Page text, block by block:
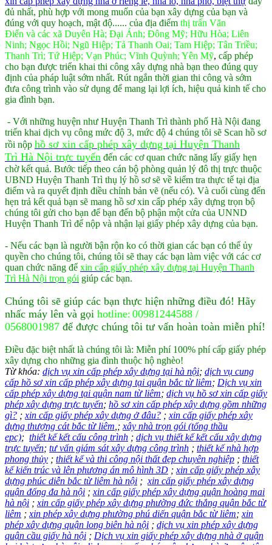
đủ nhất, phù hợp với mong muốn của bạn xây dựng của bạn và
đúng với quy hoạch, mật độ...... của địa điểm thị trấn Văn
Điển và các xã Duyên Hà; Đại Ánh; Đông Mỹ; Hữu Hòa; Liên
Ninh; Ngọc Hồi; Ngũ Hiệp; Tả Thanh Oai; Tam Hiệp; Tân Triều;
Thanh Trì; Tứ Hiệp; Vạn Phúc; Vĩnh Quỳnh; Yên Mỹ, cấp phép
cho bạn được triển khai thi công xây dựng nhà bạn theo đúng quy
định của pháp luật sớm nhất. Rút ngắn thời gian thi công và sớm
đưa công trình vào sử dụng để mang lại lợi ích, hiệu quả kinh tế cho
gia đình bạn.
- Với những huyện như Huyện Thanh Trì thành phố Hà Nội đang
triển khai dịch vụ công mức độ 3, mức độ 4 chúng tôi sẽ Scan hồ sơ
rồi nộp hồ sơ xin cấp phép xây dựng tại Huyện Thanh
Trì Hà Nội trực tuyến đến các cơ quan chức năng lấy giấy hẹn
chờ kết quả. Bước tiếp theo cán bộ phòng quản lý đô thị trực thuộc
UBND Huyện Thanh Trì thụ lý hồ sơ sẽ về kiểm tra thực tế tại địa
điểm và ra quyết định điều chỉnh bản vẽ (nếu có). Và cuối cùng đến
hẹn trả kết quả bạn sẽ mang hồ sơ xin cấp phép xây dựng trọn bộ
chúng tôi gửi cho bạn để bạn đến bộ phận một cửa của UNND
Huyện Thanh Trì để nộp và nhận lại giấy phép xây dựng của bạn.
- Nếu các bạn là người bận rộn ko có thời gian các bạn có thể ủy
quyền cho chúng tôi, chúng tôi sẽ thay các bạn làm việc với các cơ
quan chức năng để xin cấp giấy phép xây dựng tại Huyện Thanh
Trì Hà Nội trọn gói giúp các bạn.
Chúng tôi sẽ giúp các bạn thực hiện những điều đó! Hãy
nhấc máy lên và gọi hotline: 00981244588 /
0568001987 để được chúng tôi tư vấn hoàn toàn miễn phí!
Điều đặc biệt nhất là chúng tôi là: Miễn phí 100% phí cấp giấy phép
xây dựng cho những gia đình thuộc hộ nghèo!
Từ khóa: dịch vụ xin cấp phép xây dựng tại hà nội; dịch vụ cung
cấp hồ sơ xin cấp phép xây dựng tại quận bắc từ liêm; Dịch vụ xin
cấp phép xây dựng tại quận nam từ liêm; dịch vụ hồ sơ xin cấp giấy
phép xây dựng trực tuyến; hồ sơ xin cấp phép xây dựng gồm những
gì? ; xin cấp giấy phép xây dựng ở đâu? ; xin cấp giấy phép xây
dựng thượng cát bắc từ liêm ,; xây nhà trọn gói (tổng thầu
epc); thiết kế kết cấu công trình ; dịch vụ thiết kế kết cấu xây dựng
trực tuyến; tư vấn giám sát xây dựng công trình ; thiết kế nhà hợp
phong thủy ; thiết kế và thi công nội thất đẹp chuyên nghiệp ; thiết
kế kiến trúc và lên phương án mô hình 3D ; xin cấp giấy phép xây
dựng phúc diễn bắc từ liêm hà nội ; xin cấp giấy phép xây dựng
quận đống đa hà nội ; xin cấp giấy phép xây dựng quận hoàng mai
hà nội ; xin cấp giấy phép xây dựng phường đức thắng quận bắc từ
liêm ; xin phép xây dựng phường phú diến quận bắc từ liêm; xin
phép xây dựng quận long biên hà nội ; dịch vụ xin phép xây dựng
quận cầu giấy hà nội ; Dịch vụ xin giấy phép xây dựng nhà ở quận